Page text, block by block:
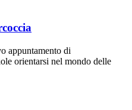
appuntamento di
orientarsi nel mondo delle